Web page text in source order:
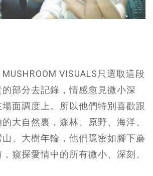
VISUALS只選取這段
部分去記錄，情感愈見微小深
面調度上。所以他們特別喜歡跟
大自然裏，森林、原野、海洋、
、大樹年輪，他們隱密如腳下蘑
窺探愛情中的所有微小、深刻、